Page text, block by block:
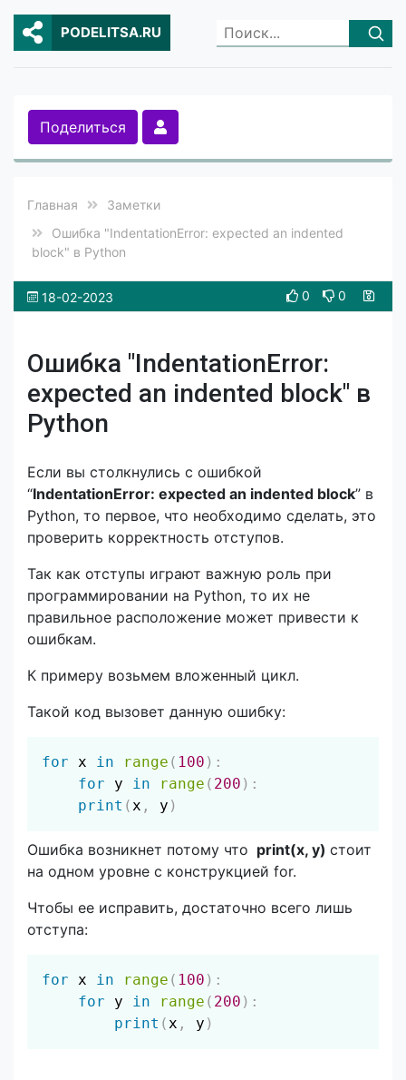
PODELITSA.RU
Поделиться
Главная
Заметки
Ошибка "IndentationError: expected an indented
block" в Python
18-02-2023 0 0
Ошибка "IndentationError:
expected an indented block" в
Python
Если вы столкнулись с ошибкой
“IndentationError: expected an indented block” в
Python, то первое, что необходимо сделать, это
проверить корректность отступов.
Так как отступы играют важную роль при
программировании на Python, то их не
правильное расположение может привести к
ошибкам.
К примеру возьмем вложенный цикл.
Такой код вызовет данную ошибку:
for x in range ( 100 ) :
for y in range ( 200 ) :
print (x , y )
Ошибка возникнет потому что print(x, y) стоит
на одном уровне с конструкцией for.
Чтобы ее исправить, достаточно всего лишь
отступа:
for x in range ( 100 ) :
for y in range ( 200 ) :
print (x , y )